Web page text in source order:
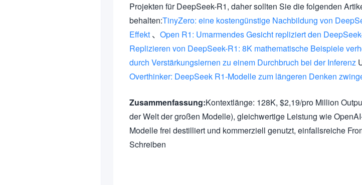
Projekten für DeepSeek-R1, daher sollten Sie die folgenden
behalten:TinyZero: eine kostengünstige Nachbildung von
Effekt 、 Open R1: Umarmendes Gesicht repliziert den
Replizieren von DeepSeek-R1: 8K mathematische Beispiele
durch Verstärkungslernen zu einem Durchbruch bei der Inferenz
Overthinker: DeepSeek R1-Modelle zum längeren Denken
Zusammenfassung:Kontextlänge: 128K, $2,19/pro Million
der Welt der großen Modelle), gleichwertige Leistung wie
Modelle frei destilliert und kommerziell genutzt, einfallsreiche
Schreiben